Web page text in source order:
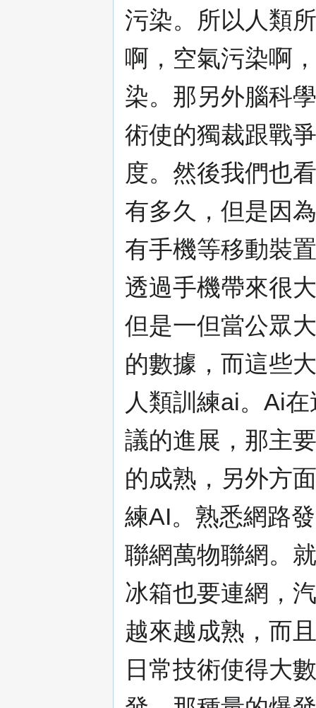
污染。所以人類
啊，空氣污染啊
染。那另外腦科
術使的獨裁跟戰
度。然後我們也
有多久，但是因
有手機等移動裝
透過手機帶來很
但是一但當公眾
的數據，而這些
人類訓練ai。Ai
議的進展，那主
的成熟，另外方
練AI。熟悉網路
聯網萬物聯網。
冰箱也要連網，
越來越成熟，而
日常技術使得大